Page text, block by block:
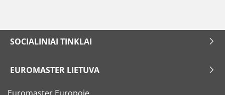
SOCIALINIAI TINKLAI
EUROMASTER LIETUVA